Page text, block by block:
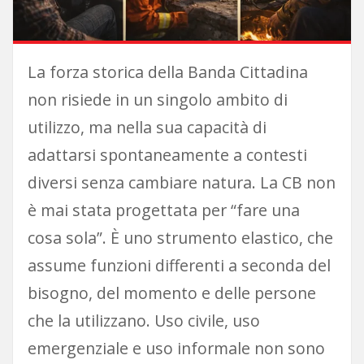
La forza storica della Banda Cittadina
non risiede in un singolo ambito di
utilizzo, ma nella sua capacità di
adattarsi spontaneamente a contesti
diversi senza cambiare natura. La CB non
è mai stata progettata per “fare una
cosa sola”. È uno strumento elastico, che
assume funzioni differenti a seconda del
bisogno, del momento e delle persone
che la utilizzano. Uso civile, uso
emergenziale e uso informale non sono